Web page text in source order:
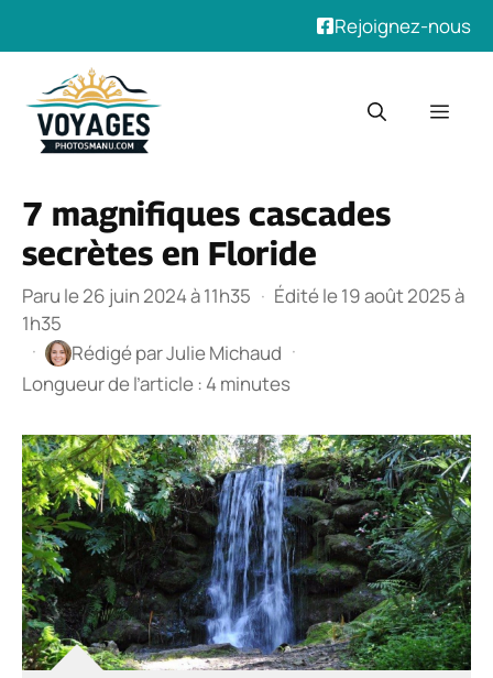
Rejoignez-nous
contenu
7 magnifiques cascades
secrètes en Floride
Paru le 26 juin 2024 à 11h35 · Édité le 19 août 2025 à
1h35
·
Rédigé parJulie Michaud ·
Longueur de l’article : 4 minutes